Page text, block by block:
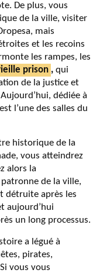
De plus, vous
de la ville, visiter
mais
et les recoins
les rampes, les
prison , qui
de la justice et
dédiée à
l’une des salles du
historique de la
vous atteindrez
alors la
patronne de la ville,
détruite après les
aujourd’hui
un long processus.
a légué à
pirates,
vous vous